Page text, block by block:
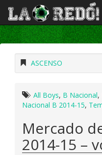
ASCENSO
All Boys, B Nacional,
Nacional B 2014-15,
Mercado
2014-15 –